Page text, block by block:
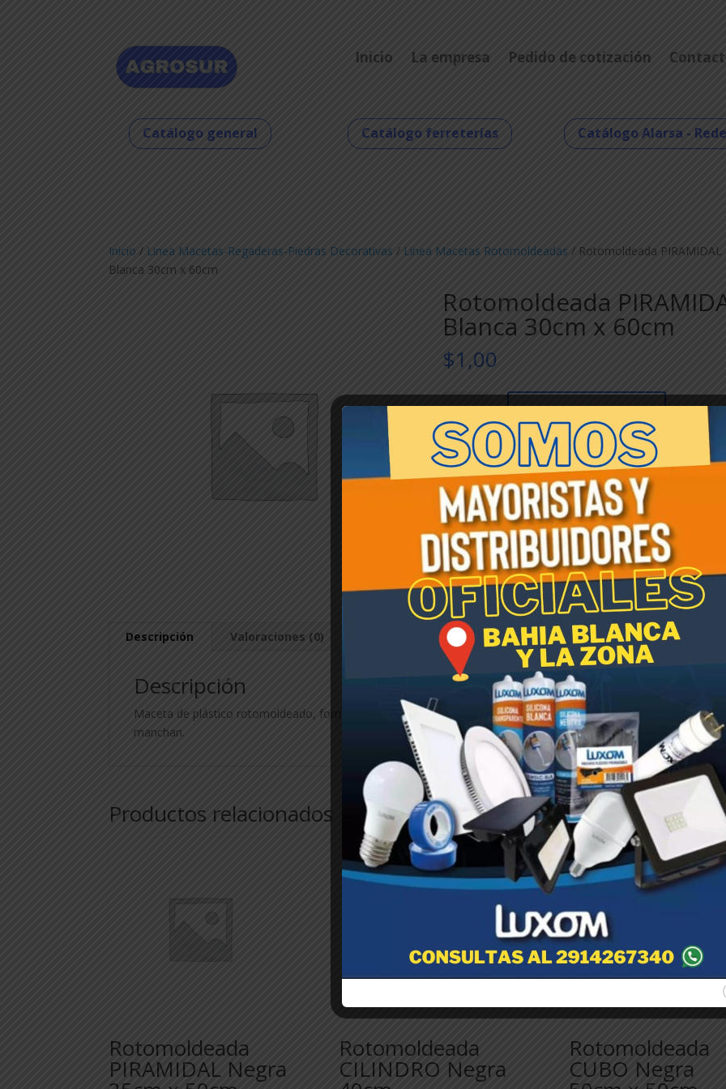
Inicio La empresa Pedido de cotización
Catálogo general Catálogo ferreterías Catálogo Alarsa -
Inicio / Linea Macetas-Regaderas-Piedras Decorativas / Linea Macetas Rotomoldeadas / Rotomoldeada PIRAMIDAL
Blanca 30cm x 60cm
Rotomoldeada
Blanca 30cm x 60cm
$1,00
Rotomoldeada
PIRAMIDAL
Blanca
30cm
x
60cm
cantidad
Añadir al carrito
SKU: 005256 Categoría:Linea Macetas
Etiqueta:Macetas rotomoldeadas
Descripción Valoraciones (0)
Descripción
Maceta de plástico rotomoldeado, forma piamidal. Livianas, fácil de transportar, resisten rayos UV, no se
manchan.
Productos relacionados
Rotomoldeada
PIRAMIDAL Negra
Rotomoldeada
CILINDRO Negra
Rotomoldeada
CUBO Negra